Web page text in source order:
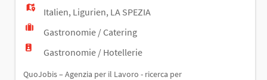
Italien, Ligurien, LA SPEZIA
Gastronomie / Catering
Gastronomie / Hotellerie
QuoJobis – Agenzia per il Lavoro - ricerca per